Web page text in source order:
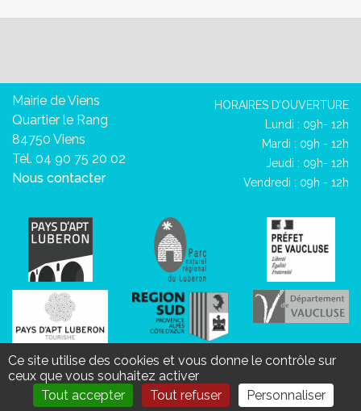
Mairie de Viens
Quartier le Rang
84750 Viens
Tél. 04 90 75 20 02
Nous contacter
HORAIRES D’OUVERTURE
Lundi : 09h- 12h
Mardi : 09h - 12h
Jeudi : 09h- 12h
Vendredi : 09h - 12h
Mentions légales Données personnelles
Aide et
accessibilité
Plan de site
Ce site utilise des cookies et vous donne le contrôle sur
ceux que vous souhaitez activer
Tout accepter
Tout refuser Personnaliser